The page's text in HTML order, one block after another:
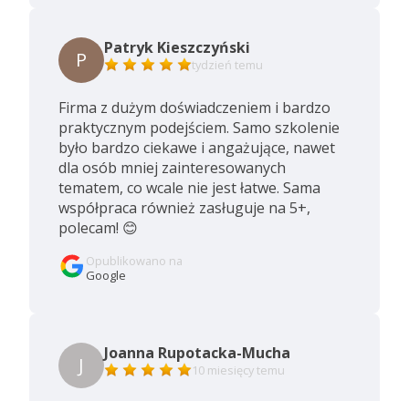
P Patryk Kieszczyński
tydzień temu
Firma z dużym doświadczeniem i bardzo
praktycznym podejściem. Samo szkolenie
było bardzo ciekawe i angażujące, nawet
dla osób mniej zainteresowanych
tematem, co wcale nie jest łatwe. Sama
współpraca również zasługuje na 5+,
polecam! 😊
Opublikowano na
Google
J Joanna Rupotacka-Mucha
10 miesięcy temu